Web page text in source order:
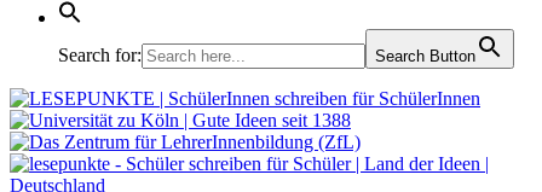
Search for: Search Button